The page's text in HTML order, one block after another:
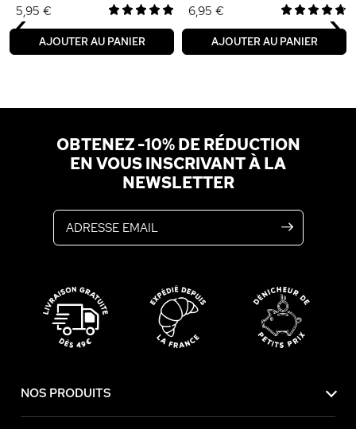
5,95 €
AJOUTER AU PANIER
6,95 €
AJOUTER AU PANIER
‹ ›
OBTENEZ -10% DE RÉDUCTION
EN VOUS INSCRIVANT À LA
NEWSLETTER
NOS PRODUITS